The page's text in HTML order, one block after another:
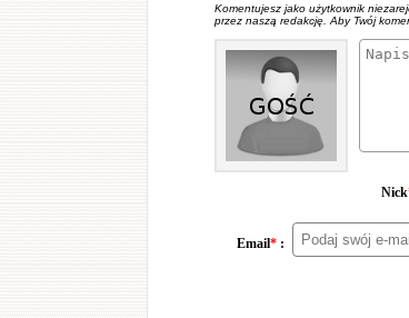
Komentujesz jako użytkownik
przez naszą redakcję. Aby Twój
Nick
Email* :